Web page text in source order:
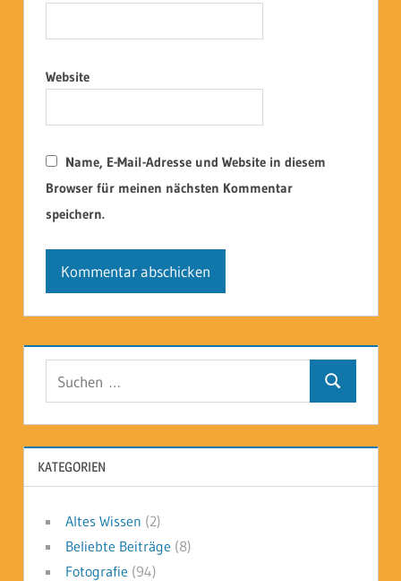
Website
Name, E-Mail-Adresse und Website in diesem
Browser für meinen nächsten Kommentar
speichern.
Suchen
KATEGORIEN
Altes Wissen (2)
Beliebte Beiträge (8)
Fotografie (94)